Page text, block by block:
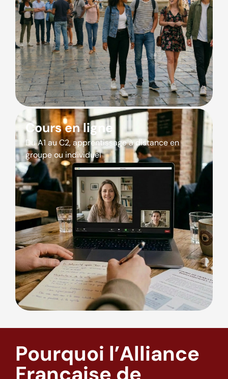
Cours en ligne
Du A1 au C2, apprentissage à distance en
groupe ou individuel
Pourquoi l’Alliance